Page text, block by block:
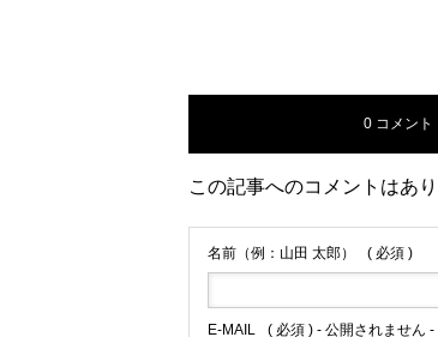
0 コメント
この記事へのコメントはあり
名前（例：山田 太郎） ( 必須 )
E-MAIL ( 必須 ) - 公開されません -